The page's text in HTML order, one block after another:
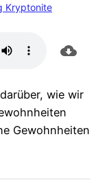
Kryptonite
wie wir
Gewohnheiten